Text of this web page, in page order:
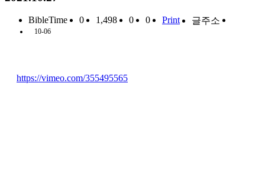
BibleTime 0 1,498 0 0 Print 글주소
10-06
https://vimeo.com/355495565